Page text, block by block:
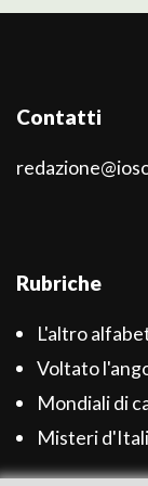
Contatti
Rubriche
L'altro
Voltato
Mondiali di
Misteri